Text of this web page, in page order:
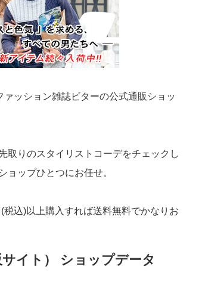
ッション雑誌ビターの公式通販ショッ
取りのスタイリストコーデをチェックし
ョップひとつにお任せ。
込)以上購入すれば送料無料でかなりお
イト） ショップデータ